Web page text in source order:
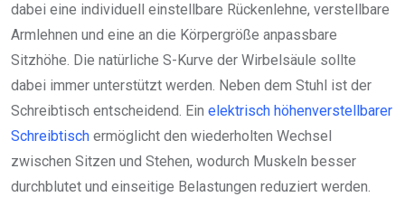
dabei eine individuell einstellbare Rückenlehne, verstellbare
Armlehnen und eine an die Körpergröße anpassbare
Sitzhöhe. Die natürliche S-Kurve der Wirbelsäule sollte
dabei immer unterstützt werden. Neben dem Stuhl ist der
Schreibtisch entscheidend. Ein elektrisch höhenverstellbarer
Schreibtisch ermöglicht den wiederholten Wechsel
zwischen Sitzen und Stehen, wodurch Muskeln besser
durchblutet und einseitige Belastungen reduziert werden.